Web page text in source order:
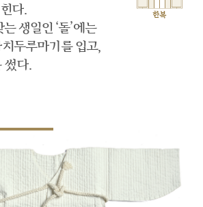
다.
생일인 ‘돌’에는
두루마기를 입고,
썼다.
한복